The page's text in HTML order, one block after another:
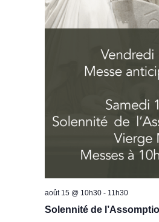
Solennité de
août 15 @ 10h30- 11h30